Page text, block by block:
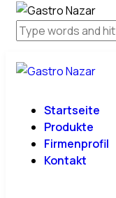
Startseite
Produkte
Firmenprofil
Kontakt